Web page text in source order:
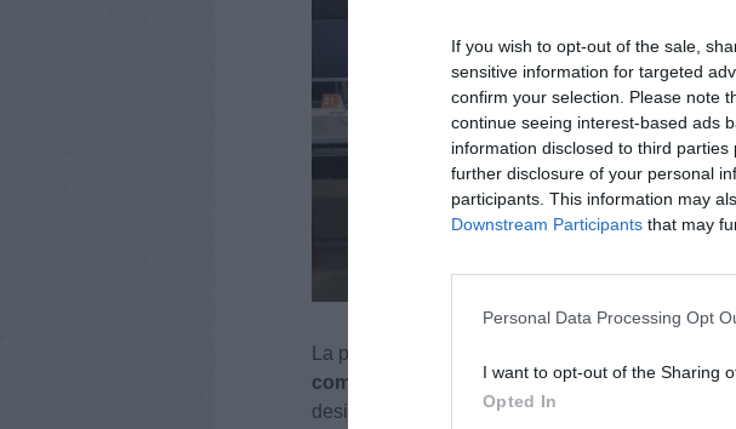
If you wish to opt-out of the sale,
sensitive information for targeted
confirm your selection. Please note
continue seeing interest-based ads
information disclosed to third
further disclosure of your personal
participants. This information may
Downstream Participants that may
Personal Data Processing Opt
I want to opt-out of the Sharing
Opted In
La prova, articolata in due giornate, sarà valutata
commissione
composta dal Dirigente Tecnico
designato dall’Ufficio Scolastico Regionale, dalla